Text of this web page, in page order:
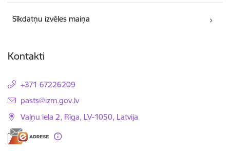
Sīkdatņu izvēles maiņa
Kontakti
+371 67226209
E-pasts:
pasts@izm.gov.lv
Vaļņu iela 2, Rīga, LV-1050, Latvija